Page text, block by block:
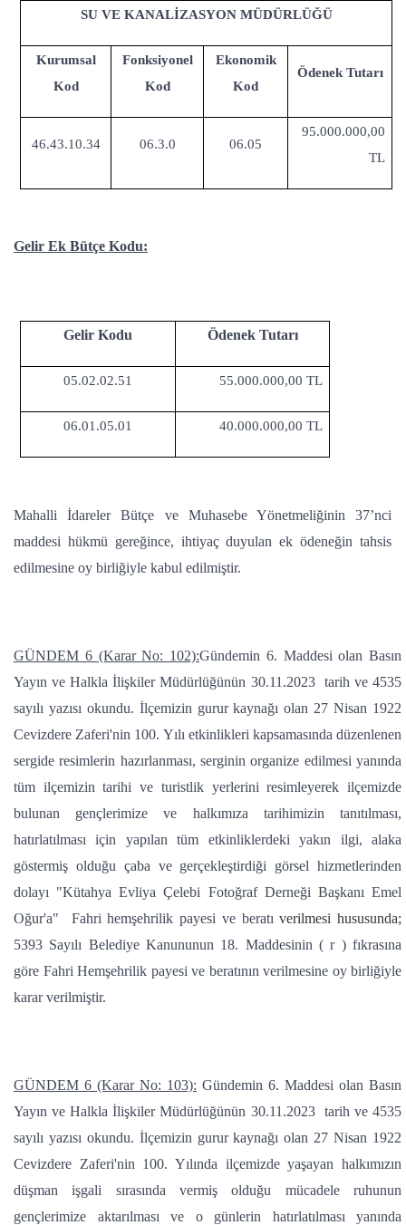
SU VE KANALİZASYON MÜDÜRLÜĞÜ
Kurumsal
Kod
Fonksiyonel
Kod
Ekonomik
Kod
Ödenek Tutarı
46.43.10.34 06.3.0 06.05
95.000.000,00
TL
Gelir Ek Bütçe Kodu:
Gelir Kodu Ödenek Tutarı
05.02.02.51 55.000.000,00 TL
06.01.05.01 40.000.000,00 TL
Mahalli İdareler Bütçe ve Muhasebe Yönetmeliğinin 37’nci
maddesi hükmü gereğince, ihtiyaç duyulan ek ödeneğin tahsis
edilmesine oy birliğiyle kabul edilmiştir.
GÜNDEM 6 (Karar No: 102):Gündemin 6. Maddesi olan Basın
Yayın ve Halkla İlişkiler Müdürlüğünün 30.11.2023 tarih ve 4535
sayılı yazısı okundu. İlçemizin gurur kaynağı olan 27 Nisan 1922
Cevizdere Zaferi'nin 100. Yılı etkinlikleri kapsamasında düzenlenen
sergide resimlerin hazırlanması, serginin organize edilmesi yanında
tüm ilçemizin tarihi ve turistlik yerlerini resimleyerek ilçemizde
bulunan gençlerimize ve halkımıza tarihimizin tanıtılması,
hatırlatılması için yapılan tüm etkinliklerdeki yakın ilgi, alaka
göstermiş olduğu çaba ve gerçekleştirdiği görsel hizmetlerinden
dolayı "Kütahya Evliya Çelebi Fotoğraf Derneği Başkanı Emel
Oğur'a" Fahri hemşehrilik payesi ve beratıverilmesi hususunda;
5393 Sayılı Belediye Kanununun 18. Maddesinin ( r ) fıkrasına
göre Fahri Hemşehrilik payesi ve beratının verilmesine oy birliğiyle
karar verilmiştir.
GÜNDEM 6 (Karar No: 103): Gündemin 6. Maddesi olan Basın
Yayın ve Halkla İlişkiler Müdürlüğünün 30.11.2023 tarih ve 4535
sayılı yazısı okundu. İlçemizin gurur kaynağı olan 27 Nisan 1922
Cevizdere Zaferi'nin 100. Yılında ilçemizde yaşayan halkımızın
düşman işgali sırasında vermiş olduğu mücadele ruhunun
gençlerimize aktarılması ve o günlerin hatırlatılması yanında